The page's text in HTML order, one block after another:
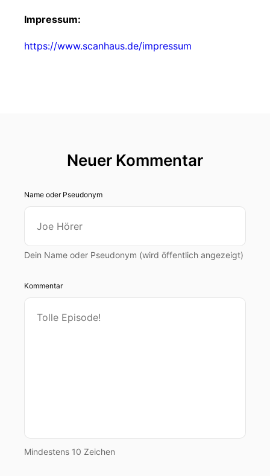
Impressum:
https://www.scanhaus.de/impressum
Neuer Kommentar
Name oder Pseudonym
Dein Name oder Pseudonym (wird öffentlich angezeigt)
Kommentar
Mindestens 10 Zeichen